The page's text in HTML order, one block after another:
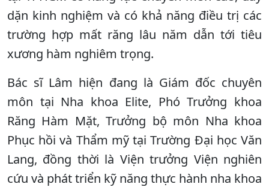
dặn kinh nghiệm và có khả năng điều trị các
trường hợp mất răng lâu năm dẫn tới tiêu
xương hàm nghiêm trọng.
Bác sĩ Lâm hiện đang là Giám đốc chuyên
môn tại Nha khoa Elite, Phó Trưởng khoa
Răng Hàm Mặt, Trưởng bộ môn Nha khoa
Phục hồi và Thẩm mỹ tại Trường Đại học Văn
Lang, đồng thời là Viện trưởng Viện nghiên
cứu và phát triển kỹ năng thực hành nha khoa